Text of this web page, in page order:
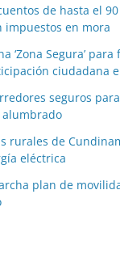
de hasta el
impuestos en mora
‘Zona Segura’
ciudadana
seguros
rurales de
eléctrica
plan de